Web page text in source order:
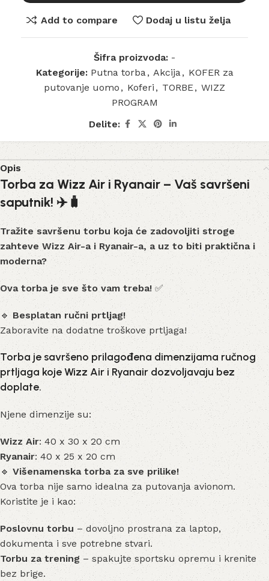
Add to compare Dodaj u listu želja
Šifra proizvoda: -
Kategorije: Putna torba, Akcija, KOFER za
putovanje uomo , Koferi , TORBE, WIZZ
PROGRAM
Delite:
Opis
Torba za Wizz Air i Ryanair – Vaš savršeni
saputnik! ✈️🧳
Tražite savršenu torbu koja će zadovoljiti stroge
zahteve Wizz Air-a i Ryanair-a, a uz to biti praktična i
moderna?
Ova torba je sve što vam treba! ✅
🔹 Besplatan ručni prtljag!
Zaboravite na dodatne troškove prtljaga!
Torba je savršeno prilagođena dimenzijama ručnog
prtljaga koje Wizz Air i Ryanair dozvoljavaju bez
doplate.
Njene dimenzije su:
Wizz Air: 40 x 30 x 20 cm
Ryanair: 40 x 25 x 20 cm
🔹 Višenamenska torba za sve prilike!
Ova torba nije samo idealna za putovanja avionom.
Koristite je i kao:
Poslovnu torbu – dovoljno prostrana za laptop,
dokumenta i sve potrebne stvari.
Torbu za trening – spakujte sportsku opremu i krenite
bez brige.